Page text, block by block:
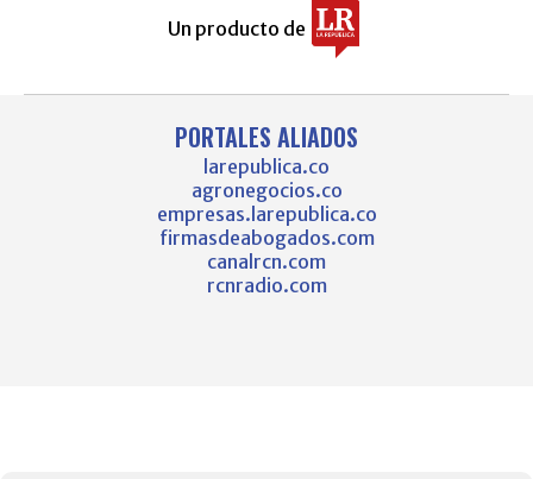
Un producto de
PORTALES ALIADOS
larepublica.co
agronegocios.co
empresas.larepublica.co
firmasdeabogados.com
canalrcn.com
rcnradio.com